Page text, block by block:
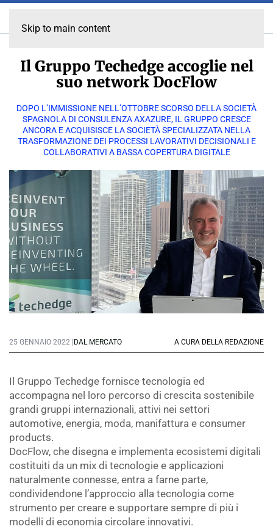
Skip to main content
Il Gruppo Techedge accoglie nel
suo network DocFlow
DOPO L’IMMISSIONE NELL’OTTOBRE SCORSO DELLA SOCIETÀ
SPAGNOLA DI CONSULENZA AXAZURE, IL GRUPPO CRESCE
ANCORA E ACQUISISCE LA SOCIETÀ SPECIALIZZATA NELLA
TRASFORMAZIONE DEI PROCESSI LAVORATIVI DECISIONALI E
COLLABORATIVI A BASSA COPERTURA DIGITALE
25 GENNAIO 2022 | DAL MERCATO A CURA DELLA REDAZIONE
Il Gruppo Techedge fornisce tecnologia ed
accompagna nel loro percorso di crescita sostenibile
grandi gruppi internazionali, attivi nei settori
automotive, energia, moda, manifattura e consumer
products.
DocFlow, che disegna e implementa ecosistemi digitali
costituiti da un mix di tecnologie e applicazioni
naturalmente connesse, entra a farne parte,
condividendone l’approccio alla tecnologia come
strumento per creare e supportare sempre di più i
modelli di economia circolare innovativi.